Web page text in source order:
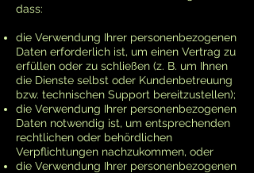
dass:
die Verwendung Ihrer personenbezogenen
Daten erforderlich ist, um einen Vertrag zu
erfüllen oder zu schließen (z. B. um Ihnen
die Dienste selbst oder Kundenbetreuung
bzw. technischen Support bereitzustellen);
die Verwendung Ihrer personenbezogenen
Daten notwendig ist, um entsprechenden
rechtlichen oder behördlichen
Verpflichtungen nachzukommen, oder
die Verwendung Ihrer personenbezogenen